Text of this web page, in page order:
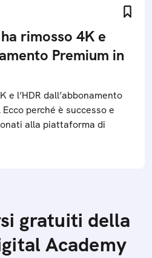
rimosso 4K e
Premium in
e l’HDR dall’abbonamento
perché è successo e
alla piattaforma di
gratuiti della
Academy